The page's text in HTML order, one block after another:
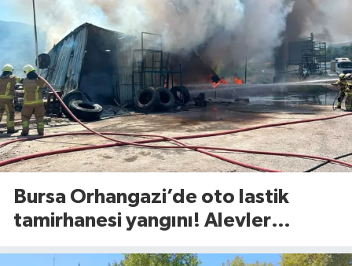
Bursa Orhangazi’de oto lastik
tamirhanesi yangını! Alevler